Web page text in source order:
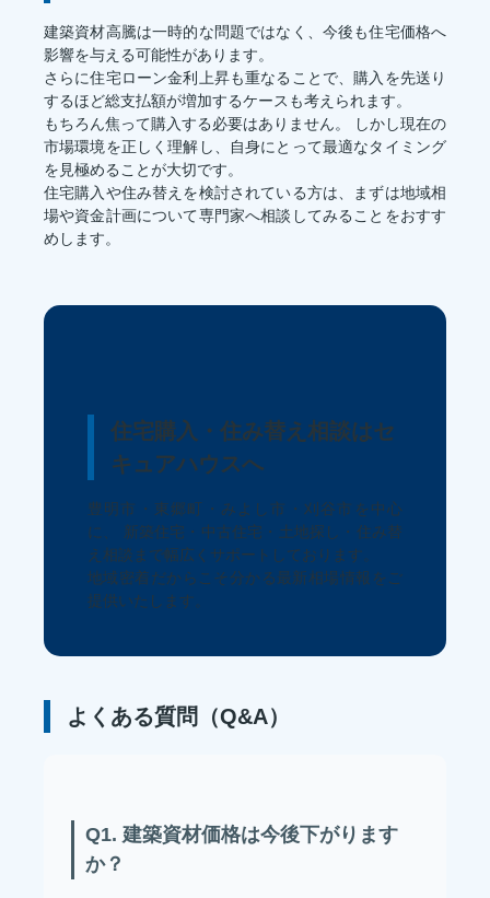
建築資材高騰は一時的な問題ではなく、今後も住宅価格へ
影響を与える可能性があります。
さらに住宅ローン金利上昇も重なることで、購入を先送り
するほど総支払額が増加するケースも考えられます。
もちろん焦って購入する必要はありません。 しかし現在の
市場環境を正しく理解し、自身にとって最適なタイミング
を見極めることが大切です。
住宅購入や住み替えを検討されている方は、まずは地域相
場や資金計画について専門家へ相談してみることをおすす
めします。
住宅購入・住み替え相談はセ
キュアハウスへ
豊明市・東郷町・みよし市・刈谷市を中心
に、 新築住宅・中古住宅・土地探し・住み替
え相談まで幅広くサポートしております。
地域密着だからこそ分かる最新相場情報をご
提供いたします。
よくある質問（Q&A）
Q1. 建築資材価格は今後下がります
か？